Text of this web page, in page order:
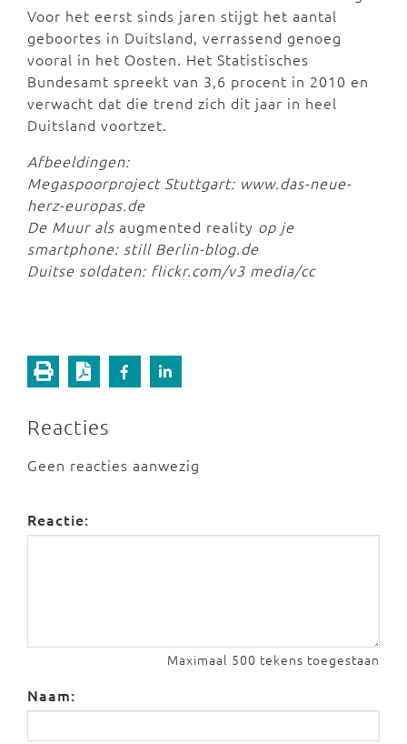
Voor het eerst sinds jaren stijgt het aantal
geboortes in Duitsland, verrassend genoeg
vooral in het Oosten. Het Statistisches
Bundesamt spreekt van 3,6 procent in 2010 en
verwacht dat die trend zich dit jaar in heel
Duitsland voortzet.
Afbeeldingen:
Megaspoorproject Stuttgart: www.das-neue-
herz-europas.de
De Muur als augmented reality op je
smartphone: still Berlin-blog.de
Duitse soldaten: flickr.com/v3 media/cc
Reacties
Geen reacties aanwezig
Reactie:
Maximaal 500 tekens toegestaan
Naam: